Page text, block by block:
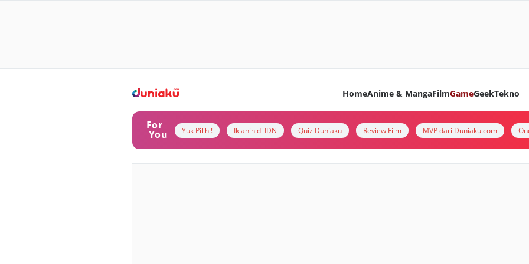
HomeAnime & MangaFilmGameGeekTekno
For
You Yuk Pilih ! Iklanin di IDN Quiz Duniaku Review Film MVP dari Duniaku.com